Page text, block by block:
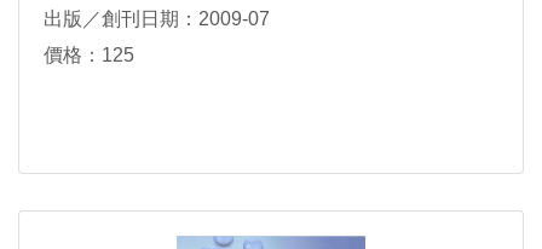
出版／創刊日期：2009-07
價格：125